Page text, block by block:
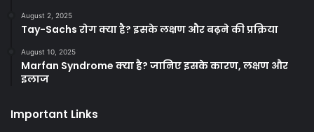
August 2, 2025
Tay-Sachs रोग क्या है? इसके लक्षण और बढ़ने की प्रक्रिया
August 10, 2025
Marfan Syndrome क्या है? जानिए इसके कारण, लक्षण और
इलाज
Important Links